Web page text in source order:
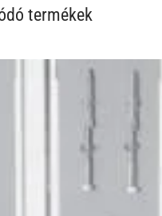
termékek